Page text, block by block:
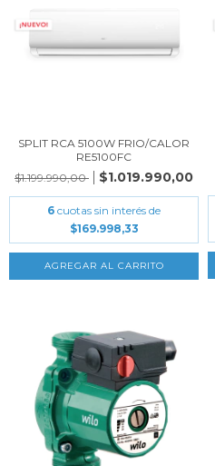
SPLIT RCA 5100W FRIO/CALOR
RE5100FC
$1.199.990,00
$1.019.990,00
6 cuotas sin interés de
$169.998,33